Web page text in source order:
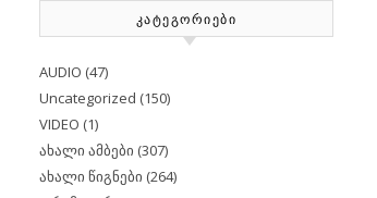
ᲙᲐᲢᲔᲒᲝᲠᲘᲔᲑᲘ
AUDIO (47)
Uncategorized (150)
VIDEO (1)
ახალი ამბები (307)
ახალი წიგნები (264)